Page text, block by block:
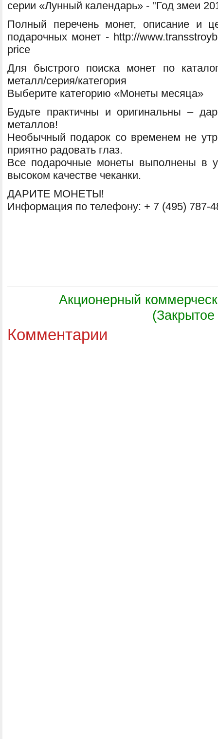
серии «Лунный календарь» - "Год змеи
Полный перечень монет, описание и
подарочных монет - http://
price
Для быстрого поиска монет по
металл/серия/категория
Выберите категорию «Монеты месяца»
Будьте практичны и оригинальны –
металлов!
Необычный подарок со временем не
приятно радовать глаз.
Все подарочные монеты выполнены в
высоком качестве чеканки.
ДАРИТЕ МОНЕТЫ!
Информация по телефону: + 7 (495) 787-
Акционерный
Комментарии